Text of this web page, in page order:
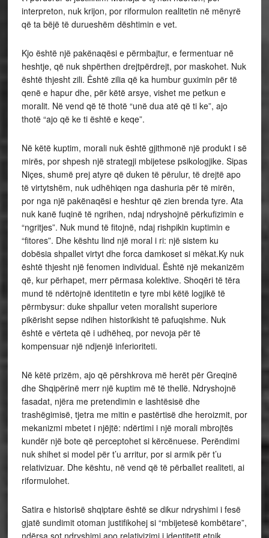
interpreton, nuk krijon, por riformulon realitetin në mënyrë
që ta bëjë të durueshëm dështimin e vet.
Kjo është një pakënaqësi e përmbajtur, e fermentuar në
heshtje, që nuk shpërthen drejtpërdrejt, por maskohet. Nuk
është thjesht zili. Është zilia që ka humbur guximin për të
qenë e hapur dhe, për këtë arsye, vishet me petkun e
moralit. Në vend që të thotë “unë dua atë që ti ke”, ajo
thotë “ajo që ke ti është e keqe”.
Në këtë kuptim, morali nuk është gjithmonë një produkt i së
mirës, por shpesh një strategji mbijetese psikologjike. Sipas
Niçes, shumë prej atyre që duken të përulur, të drejtë apo
të virtytshëm, nuk udhëhiqen nga dashuria për të mirën,
por nga një pakënaqësi e heshtur që zien brenda tyre. Ata
nuk kanë fuqinë të ngrihen, ndaj ndryshojnë përkufizimin e
“ngritjes”. Nuk mund të fitojnë, ndaj rishpikin kuptimin e
“fitores”. Dhe kështu lind një moral i ri: një sistem ku
dobësia shpallet virtyt dhe forca damkoset si mëkat.Ky nuk
është thjesht një fenomen individual. Është një mekanizëm
që, kur përhapet, merr përmasa kolektive. Shoqëri të tëra
mund të ndërtojnë identitetin e tyre mbi këtë logjikë të
përmbysur: duke shpallur veten moralisht superiore
pikërisht sepse ndihen historikisht të pafuqishme. Nuk
është e vërteta që i udhëheq, por nevoja për të
kompensuar një ndjenjë inferioriteti.
Në këtë prizëm, ajo që përshkrova më herët për Greqinë
dhe Shqipërinë merr një kuptim më të thellë. Ndryshojnë
fasadat, njëra me pretendimin e lashtësisë dhe
trashëgimisë, tjetra me mitin e pastërtisë dhe heroizmit, por
mekanizmi mbetet i njëjtë: ndërtimi i një morali mbrojtës
kundër një bote që perceptohet si kërcënuese. Perëndimi
nuk shihet si model për t’u arritur, por si armik për t’u
relativizuar. Dhe kështu, në vend që të përballet realiteti, ai
riformulohet.
Satira e historisë shqiptare është se dikur ndryshimi i fesë
gjatë sundimit otoman justifikohej si “mbijetesë kombëtare”,
ndërsa sot ndryshimi apo relativizimi i identitetit etnik